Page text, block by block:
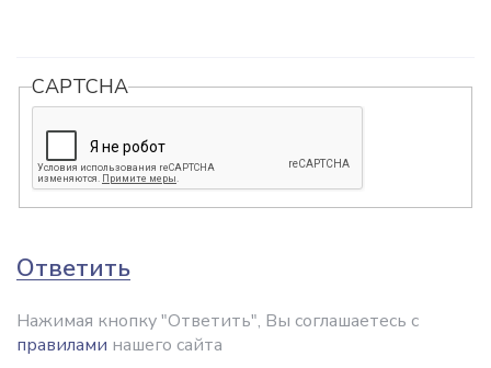
CAPTCHA
Ответить
Нажимая кнопку "Ответить", Вы соглашаетесь с
правилами нашего сайта